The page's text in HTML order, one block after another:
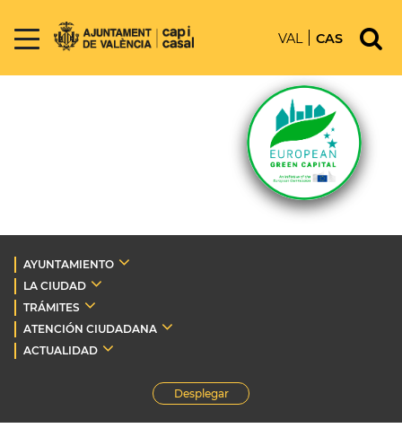
VAL CAS
AYUNTAMIENTO
LA CIUDAD
TRÁMITES
ATENCIÓN CIUDADANA
ACTUALIDAD
Desplegar